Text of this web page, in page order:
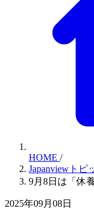
HOME /
Japanviewトピ
9月8日は「休
2025年09月08日